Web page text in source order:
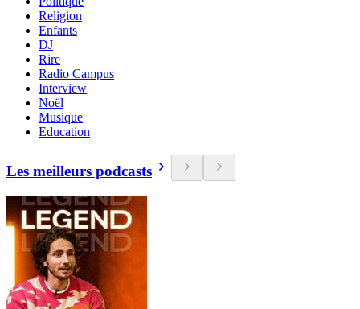
Religion
Enfants
DJ
Rire
Radio Campus
Interview
Noël
Musique
Education
Les meilleurs podcasts